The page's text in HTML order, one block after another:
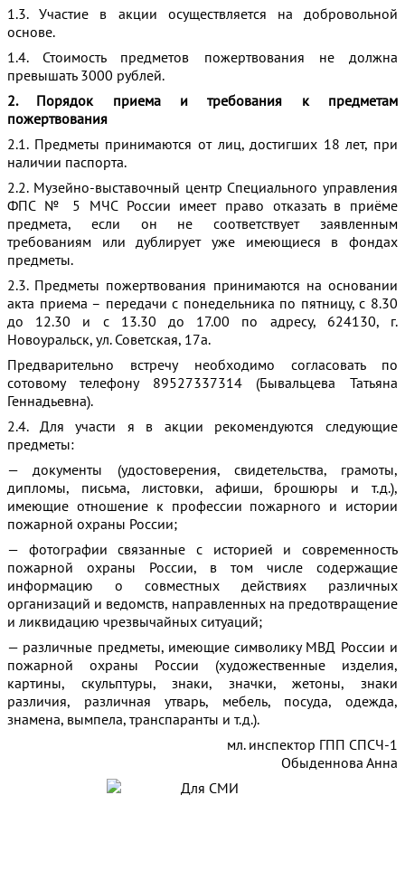
1.3. Участие в акции осуществляется на добровольной
основе.
1.4. Стоимость предметов пожертвования не должна
превышать 3000 рублей.
2. Порядок приема и требования к предметам
пожертвования
2.1. Предметы принимаются от лиц, достигших 18 лет, при
наличии паспорта.
2.2. Музейно-выставочный центр Специального управления
ФПС № 5 МЧС России имеет право отказать в приёме
предмета, если он не соответствует заявленным
требованиям или дублирует уже имеющиеся в фондах
предметы.
2.3. Предметы пожертвования принимаются на основании
акта приема – передачи с понедельника по пятницу, с 8.30
до 12.30 и с 13.30 до 17.00 по адресу, 624130, г.
Новоуральск, ул. Советская, 17а.
Предварительно встречу необходимо согласовать по
сотовому телефону 89527337314 (Бывальцева Татьяна
Геннадьевна).
2.4. Для участи я в акции рекомендуются следующие
предметы:
— документы (удостоверения, свидетельства, грамоты,
дипломы, письма, листовки, афиши, брошюры и т.д.),
имеющие отношение к профессии пожарного и истории
пожарной охраны России;
— фотографии связанные с историей и современность
пожарной охраны России, в том числе содержащие
информацию о совместных действиях различных
организаций и ведомств, направленных на предотвращение
и ликвидацию чрезвычайных ситуаций;
— различные предметы, имеющие символику МВД России и
пожарной охраны России (художественные изделия,
картины, скульптуры, знаки, значки, жетоны, знаки
различия, различная утварь, мебель, посуда, одежда,
знамена, вымпела, транспаранты и т.д.).
мл. инспектор ГПП СПСЧ-1
Обыденнова Анна